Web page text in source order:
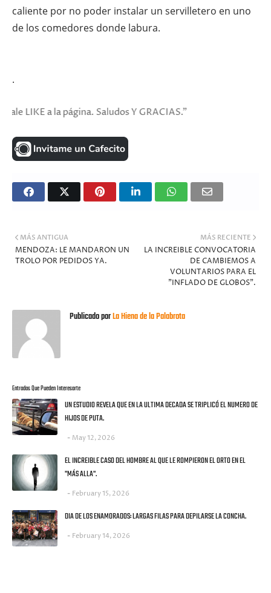
caliente por no poder instalar un servilletero en uno
de los comedores donde labura.
.
la página. Saludos Y GRACIAS."
MÁS RECIENTE
LA INCREIBLE CONVOCATORIA
DE CAMBIEMOS A
VOLUNTARIOS PARA EL
"INFLADO DE GLOBOS".
MÁS ANTIGUA
MENDOZA: LE MANDARON UN
TROLO POR PEDIDOS YA.
Publicado porLa Hiena de la Palabrota
Entradas Que Pueden Interesarte
UN ESTUDIO REVELA QUE EN LA ULTIMA DECADA SE TRIPLICÓ EL NUMERO DE
HIJOS DE PUTA.
May 12, 2026
EL INCREIBLE CASO DEL HOMBRE AL QUE LE ROMPIERON EL ORTO EN EL
"MÁS ALLA".
February 15, 2026
DIA DE LOS ENAMORADOS: LARGAS FILAS PARA DEPILARSE LA CONCHA.
February 14, 2026